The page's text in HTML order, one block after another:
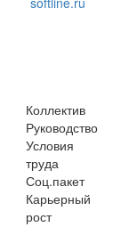
Коллектив
Руководство
Условия
труда
Соц.пакет
Карьерный
рост